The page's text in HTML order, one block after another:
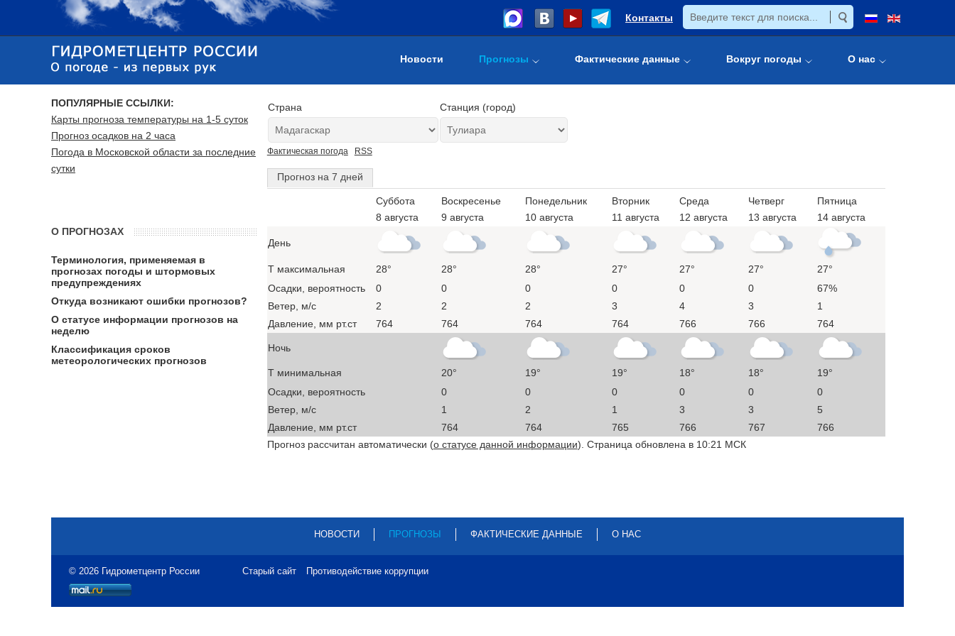
Контакты
Новости Прогнозы Фактические данные Вокруг погоды О нас
Страна Станция (город)
Фактическая погода RSS
Прогноз на 7 дней
Суббота
8 августа
Воскресенье
9 августа
Понедельник
10 августа
Вторник
11 августа
Среда
12 августа
Четверг
13 августа
Пятница
14 августа
День
T максимальная 28° 28° 28° 27° 27° 27°
27°
Осадки, вероятность
0 0 0 0 0 0
67%
Ветер, м/с
2 2 2 3 4 3
1
Давление, мм рт.ст
764 764 764 764 766 766 764
Ночь
T минимальная 20° 19° 19° 18° 18°
19°
Осадки, вероятность
0 0 0 0 0
0
Ветер, м/с
1 2 1 3 3
5
Давление, мм рт.ст
764 764 765 766 767
766
Прогноз рассчитан автоматически (о статусе данной информации). Страница обновлена в 10:21 МСК
ПОПУЛЯРНЫЕ ССЫЛКИ:
Карты прогноза температуры на 1-5 суток
Прогноз осадков на 2 часа
Погода в Московской области за последние
сутки
О ПРОГНОЗАХ
Терминология, применяемая в
прогнозах погоды и штормовых
предупреждениях
Откуда возникают ошибки прогнозов?
О статусе информации прогнозов на
неделю
Классификация сроков
метеорологических прогнозов
НОВОСТИ ПРОГНОЗЫ ФАКТИЧЕСКИЕ ДАННЫЕ О НАС
© 2026 Гидрометцентр России Старый сайт Противодействие коррупции